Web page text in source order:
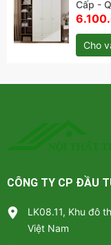
Giường sắt ra giẻ
Bàn ăn gia đình giá
Thông tin: Nội thất
Cấp -
Cho
CÔNG TY CP ĐẦU
LK08.11, Khu đô
Việt Nam